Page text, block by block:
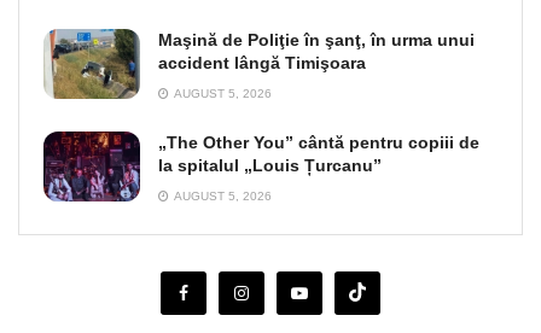
Maşină de Poliţie în şanţ, în urma unui
accident lângă Timişoara
AUGUST 5, 2026
„The Other You” cântă pentru copiii de
la spitalul „Louis Țurcanu”
AUGUST 5, 2026